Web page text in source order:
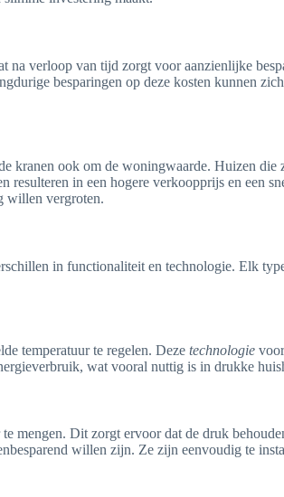
na verloop van tijd zorgt voor aanzienlijke
besparingen op deze kosten kunnen
kranen ook om de woningwaarde. Huizen
in een hogere verkoopprijs en een
willen vergroten.
in functionaliteit en technologie. Elk
temperatuur te regelen. Deze technologie
wat vooral nuttig is in drukke
mengen. Dit zorgt ervoor dat de druk
willen zijn. Ze zijn eenvoudig te